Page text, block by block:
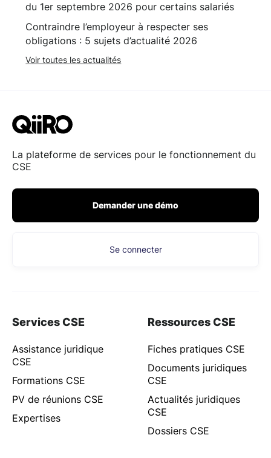
du 1er septembre 2026 pour certains salariés
Contraindre l’employeur à respecter ses
obligations : 5 sujets d’actualité 2026
Voir toutes les actualités
La plateforme de services pour le fonctionnement du
CSE
Demander une démo
Se connecter
Services CSE
Assistance juridique
CSE
Formations CSE
PV de réunions CSE
Expertises
Ressources CSE
Fiches pratiques CSE
Documents juridiques
CSE
Actualités juridiques
CSE
Dossiers CSE